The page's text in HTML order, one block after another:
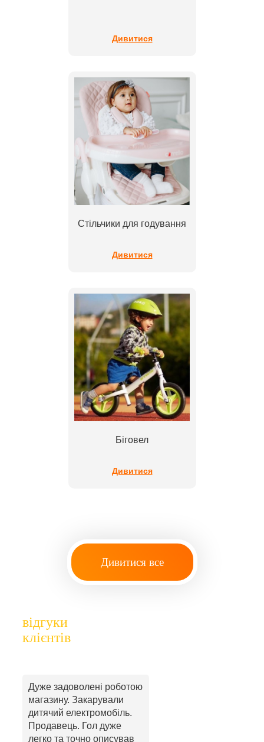
Дивитися
Стільчики для годування
Дивитися
Біговел
Дивитися
Дивитися все
відгуки
клієнтів
Дуже задоволені роботою
магазину. Закарували
дитячий електромобіль.
Продавець. Гол дуже
легко та точно описував